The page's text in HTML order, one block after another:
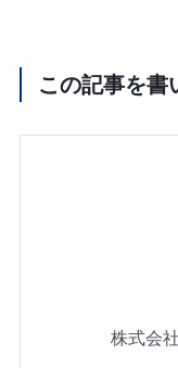
この記事を書
株式会